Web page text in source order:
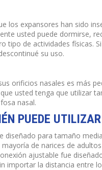
los expansores han sido
usted puede dormirse,
tipo de actividades físicas.
su uso.
orificios nasales es más
usted tenga que utilizar
nasal.
PUEDE
diseñado para tamaño
de narices de
ajustable fue
importar la distancia entre